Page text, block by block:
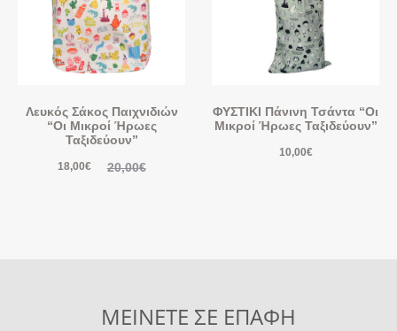
Λευκός Σάκος Παιχνιδιών
“Οι Μικροί Ήρωες
Ταξιδεύουν”
20,00€
18,00€
ΦΥΣΤΙΚΙ Πάνινη Τσάντα “Οι
Μικροί Ήρωες Ταξιδεύουν”
10,00€
ΜΕΙΝΕΤΕ ΣΕ ΕΠΑΦΗ